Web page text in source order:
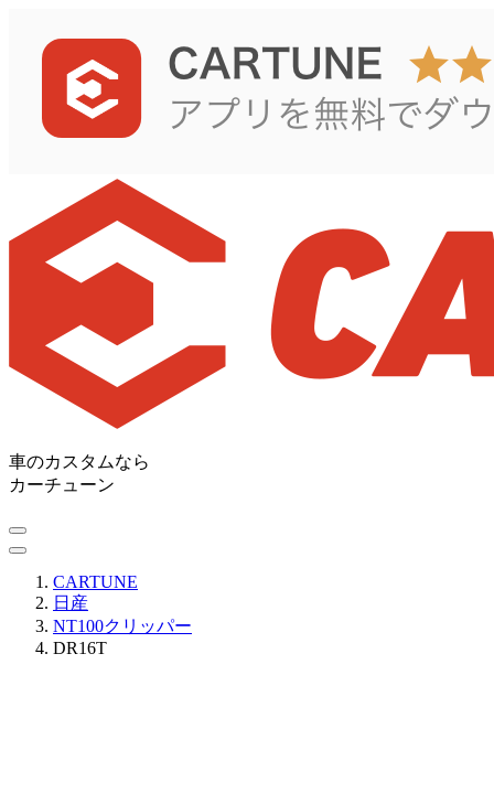
車のカスタムなら
カーチューン
CARTUNE
日産
NT100クリッパー
DR16T